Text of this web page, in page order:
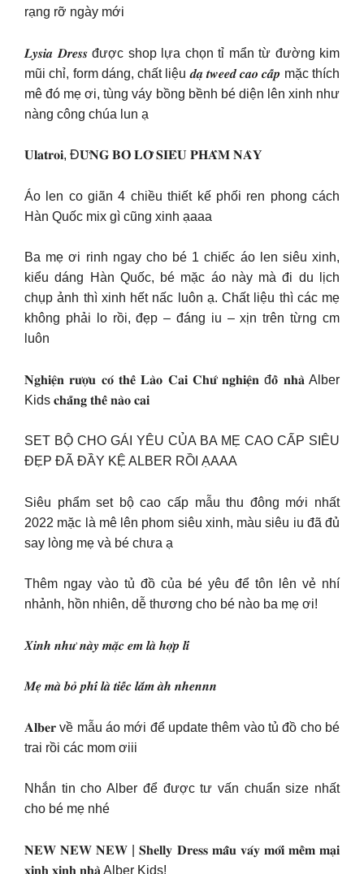
rạng rỡ ngày mới
𝑳𝒚𝒔𝒊𝒂 𝑫𝒓𝒆𝒔𝒔 được shop lựa chọn tỉ mẩn từ đường kim
mũi chỉ, form dáng, chất liệu 𝒅𝒂̣ 𝒕𝒘𝒆𝒆𝒅 𝒄𝒂𝒐 𝒄𝒂̂́𝒑 mặc thích
mê đó mẹ ơi, tùng váy bồng bềnh bé diện lên xinh như
nàng công chúa lun ạ
𝐔𝐥𝐚𝐭𝐫𝐨𝐢, Đ𝐔̛̀𝐍𝐆 𝐁𝐎̉ 𝐋𝐎̛̃ 𝐒𝐈𝐄̂𝐔 𝐏𝐇𝐀̂̉𝐌 𝐍𝐀̀𝐘
Áo len co giãn 4 chiều thiết kế phối ren phong cách
Hàn Quốc mix gì cũng xinh ạaaa
Ba mẹ ơi rinh ngay cho bé 1 chiếc áo len siêu xinh,
kiểu dáng Hàn Quốc, bé mặc áo này mà đi du lịch
chụp ảnh thì xinh hết nấc luôn ạ. Chất liệu thì các mẹ
không phải lo rồi, đẹp – đáng iu – xịn trên từng cm
luôn
𝐍𝐠𝐡𝐢𝐞̣̂𝐧 𝐫𝐮̛𝐨̛̣𝐮 𝐜𝐨́ 𝐭𝐡𝐞̂̉ 𝐋𝐚̀𝐨 𝐂𝐚𝐢 𝐂𝐡𝐮̛́ 𝐧𝐠𝐡𝐢𝐞̣̂𝐧 đ𝐨̂̀ 𝐧𝐡𝐚̀ Alber
Kids 𝐜𝐡𝐚̆̉𝐧𝐠 𝐭𝐡𝐞̂̉ 𝐧𝐚̀𝐨 𝐜𝐚𝐢
SET BỘ CHO GÁI YÊU CỦA BA MẸ CAO CẤP SIÊU
ĐẸP ĐÃ ĐẦY KỆ ALBER RỒI ẠAAA
Siêu phẩm set bộ cao cấp mẫu thu đông mới nhất
2022 mặc là mê lên phom siêu xinh, màu siêu iu đã đủ
say lòng mẹ và bé chưa ạ
Thêm ngay vào tủ đồ của bé yêu để tôn lên vẻ nhí
nhảnh, hồn nhiên, dễ thương cho bé nào ba mẹ ơi!
𝑿𝒊𝒏𝒉 𝒏𝒉𝒖̛ 𝒏𝒂̀𝒚 𝒎𝒂̣̆𝒄 𝒆𝒎 𝒍𝒂̀ 𝒉𝒐̛̣𝒑 𝒍𝒊́
𝑴𝒆̣ 𝒎𝒂̀ 𝒃𝒐̉ 𝒑𝒉𝒊́ 𝒍𝒂̀ 𝒕𝒊𝒆̂́𝒄 𝒍𝒂̆́𝒎 𝒂̀𝒉 𝒏𝒉𝒆𝒏𝒏𝒏
𝐀𝐥𝐛𝐞𝐫 về mẫu áo mới để update thêm vào tủ đồ cho bé
trai rồi các mom ơiii
Nhắn tin cho Alber để được tư vấn chuẩn size nhất
cho bé mẹ nhé
𝐍𝐄𝐖 𝐍𝐄𝐖 𝐍𝐄𝐖 | 𝐒𝐡𝐞𝐥𝐥𝐲 𝐃𝐫𝐞𝐬𝐬 𝐦𝐚̂̃𝐮 𝐯𝐚́𝐲 𝐦𝐨̛́𝐢 𝐦𝐞̂̀𝐦 𝐦𝐚̣𝐢
𝐱𝐢𝐧𝐡 𝐱𝐢𝐧𝐡 𝐧𝐡𝐚̀ Alber Kids!